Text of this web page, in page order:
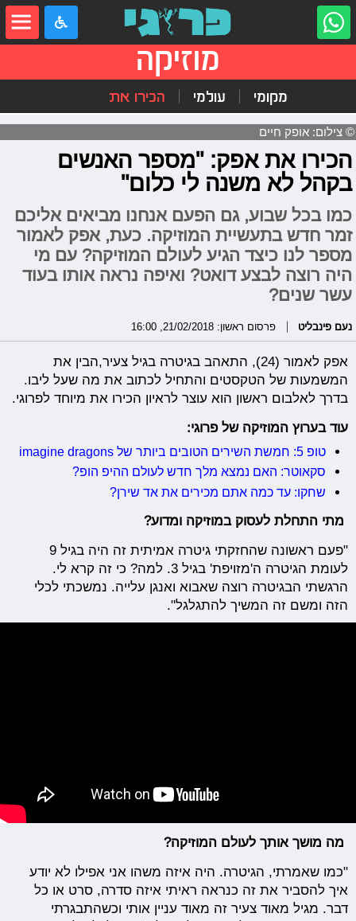
מוזיקה
מקומי עולמי הכירו את
© צילום: אופק חיים
הכירו את אפק: "מספר האנשים
בקהל לא משנה לי כלום"
כמו בכל שבוע, גם הפעם אנחנו מביאים אליכם
זמר חדש בתעשיית המוזיקה. כעת, אפק לאמור
מספר לנו כיצד הגיע לעולם המוזיקה? עם מי
היה רוצה לבצע דואט? ואיפה נראה אותו בעוד
עשר שנים?
נעם פינבליט פרסום ראשון: 21/02/2018, 16:00
אפק לאמור (24), התאהב בגיטרה בגיל צעיר,הבין את
המשמעות של הטקסטים והתחיל לכתוב את מה שעל ליבו.
בדרך לאלבום ראשון הוא עוצר לראיון הכירו את מיוחד לפרוגי.
עוד בערוץ המוזיקה של פרוגי:
טופ 5: חמשת השירים הטובים ביותר של imagine dragons
סקאוטר: האם נמצא מלך חדש לעולם ההיפ הופ?
שחקו: עד כמה אתם מכירים את אד שירן?
מתי התחלת לעסוק במוזיקה ומדוע?
"פעם ראשונה שהחזקתי גיטרה אמיתית זה היה בגיל 9
לעומת הגיטרה ה'מזויפת' בגיל 3. למה? כי זה קרא לי.
הרגשתי הבגיטרה רוצה שאבוא ואנגן עלייה. נמשכתי לכלי
הזה ומשם זה המשיך להתגלגל".
מה מושך אותך לעולם המוזיקה?
"כמו שאמרתי, הגיטרה. היה איזה משהו אני אפילו לא יודע
איך להסביר את זה כנראה ראיתי איזה סדרה, סרט או כל
דבר. מגיל מאוד צעיר זה מאוד עניין אותי וכשהתבגרתי